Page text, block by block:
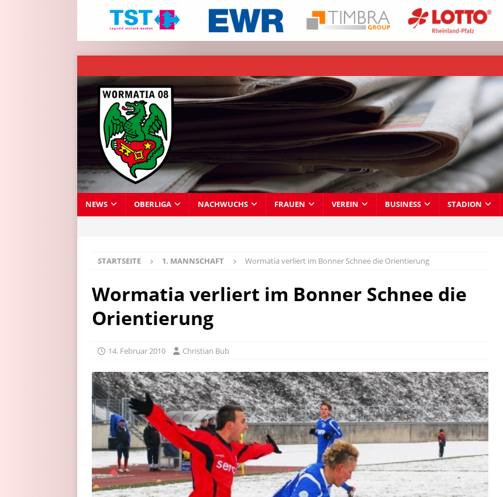
NEWS OBERLIGA NACHWUCHS FRAUEN VEREIN BUSINESS STADION
STARTSEITE 1. MANNSCHAFT Wormatia verliert im Bonner Schnee die Orientierung
Wormatia verliert im Bonner Schnee die
Orientierung
14. Februar 2010 Christian Bub